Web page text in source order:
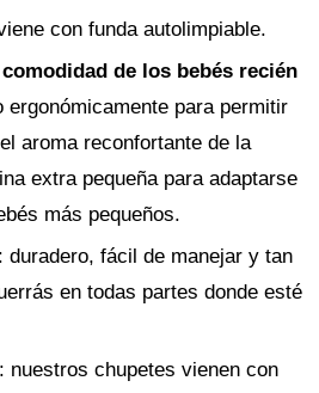
con funda autolimpiable.
de los bebés recién
ergonómicamente para permitir
aroma reconfortante de la
extra pequeña para adaptarse
más pequeños.
: duradero, fácil de manejar y tan
en todas partes donde esté
: nuestros chupetes vienen con